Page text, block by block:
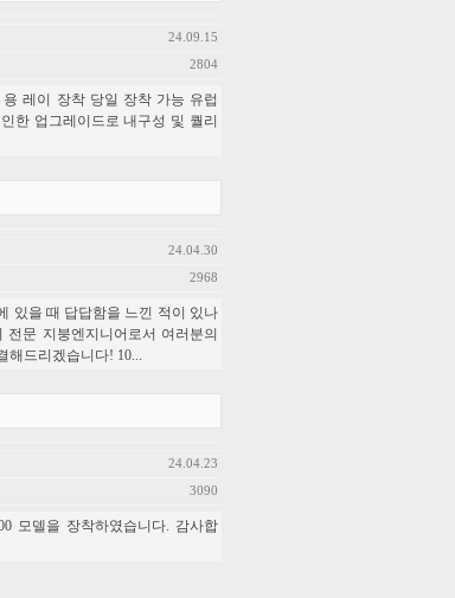
24.09.15
2804
레이 장착 당일 장착 가능 유럽
한 업그레이드로 내구성 및 퀄리
24.04.30
2968
있을 때 답답함을 느낀 적이 있나
전문 지붕엔지니어로서 여러분의
해드리겠습니다! 10...
24.04.23
3090
모델을 장착하였습니다. 감사합